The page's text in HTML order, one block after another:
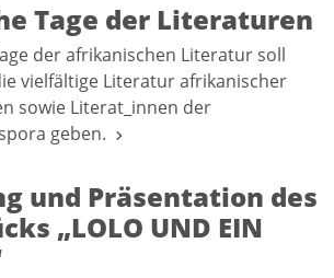
Tage der Literaturen
der afrikanischen Literatur soll
vielfältige Literatur afrikanischer
sowie Literat_innen der
geben.
und Präsentation des
„LOLO UND EIN